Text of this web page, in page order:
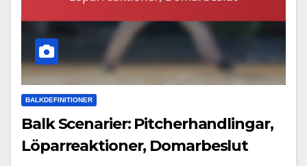
BALKDEFINITIONER
Balk Scenarier: Pitcherhandlingar,
Löparreaktioner, Domarbeslut